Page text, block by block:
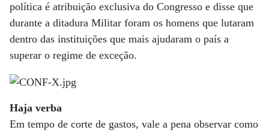
política é atribuição exclusiva do Congresso e disse que
durante a ditadura Militar foram os homens que lutaram
dentro das instituições que mais ajudaram o país a
superar o regime de exceção.
Haja verba
Em tempo de corte de gastos, vale a pena observar como